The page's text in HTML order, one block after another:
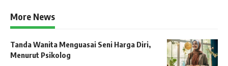
More News
Tanda Wanita Menguasai Seni Harga Diri,
Menurut Psikolog